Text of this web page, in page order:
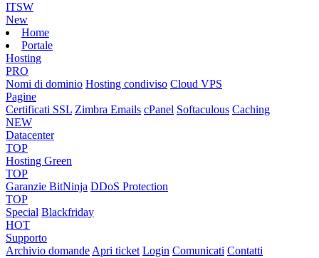
ITSW
New
Home
Portale
Hosting
PRO
Nomi di dominio Hosting condiviso Cloud VPS
Pagine
Certificati SSL Zimbra Emails cPanel Softaculous Caching
NEW
Datacenter
TOP
Hosting Green
TOP
Garanzie BitNinja DDoS Protection
TOP
Special Blackfriday
HOT
Supporto
Archivio domandeApri ticket Login Comunicati Contatti